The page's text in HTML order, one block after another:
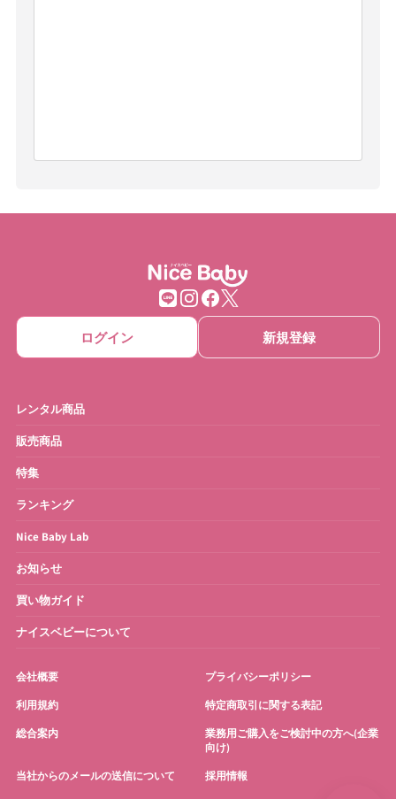
ログイン 新規登録
レンタル商品
販売商品
特集
ランキング
Nice Baby Lab
お知らせ
買い物ガイド
ナイスベビーについて
会社概要 プライバシーポリシー
利用規約 特定商取引に関する表記
総合案内
業務用ご購入をご検討中の方へ(企業
向け)
当社からのメールの送信について 採用情報